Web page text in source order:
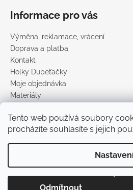
Tento web používá soubory
procházíte souhlasíte s jejich
Odmítnout
Informace pro vás
Výměna, reklamace, vrácení
Doprava a platba
Kontakt
Holky Dupeťačky
Moje objednávka
Materiály
Podmínky ochrany osobních údajů
Prodávané značky
Copyright 2026DUPETO. Všechna